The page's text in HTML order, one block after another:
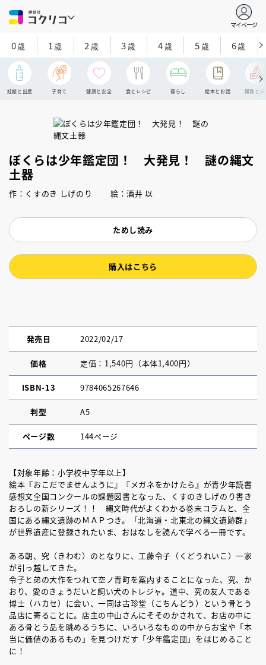
マイページ
0歳 1歳 2 歳 3歳 4歳 5歳 6歳
妊娠と出産 子育て 健康と安全 食とレシピ 暮らし 絵本とお話 知育と探
ぼくらは少年鑑定団！ 大発見！ 謎の縄文
土器
作：くすのき しげのり 絵：酒井 以
ためし読み
購入はこちら
発売日 2022/02/17
価格 定価：1,540円（本体1,400円）
ISBN-13 9784065267646
判型 A5
ページ数 144ページ
【対象年齢：小学校中学年以上】
絵本『おこだでませんように』『メガネをかけたら』が青少年読書
感想文全国コンクールの課題図書となった、くすのきしげのり書き
おろしの新シリーズ！！ 縄文時代がよくわかる巻末コラムと、全
国にある縄文遺跡のＭＡＰつき。「北海道・北東北の縄文遺跡群」
が世界遺産に登録されたいま、おはなしを読んで学べる一冊です。
ある朝、究（きわむ）のとなりに、工藤令子（くどうれいこ）一家
が引っ越してきた。
令子と弟の大作をつれて空ノ青町を案内することになった、究、か
おり、愛のきょうだいと飼い犬のトレジャ。道中、究の友人である
博士（ハカセ）に会い、一同は古珍堂（こちんどう）という骨とう
品店に寄ることに。店主の中山さんにそそのかされて、お店の中に
ある骨とう品を眺めるうちに、いろいろなものの中からお宝や「本
当に価値のあるもの」を見つけだす「少年鑑定団」をはじめること
に！